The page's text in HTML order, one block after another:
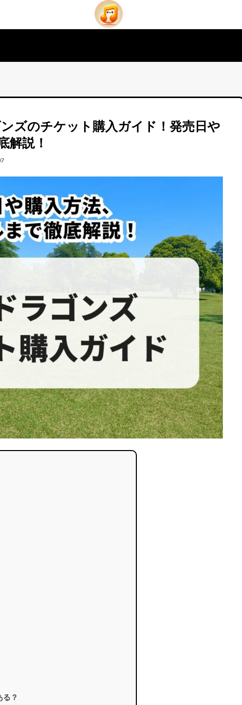
ズのチケット購入ガイド！発売日や
解説！
？